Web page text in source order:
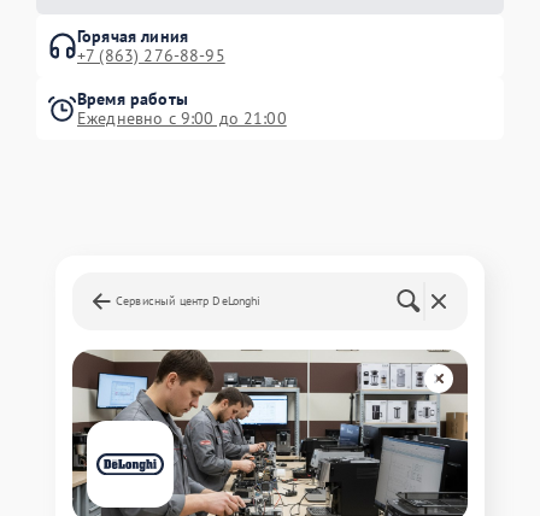
Горячая линия
+7 (863) 276-88-95
Время работы
Ежедневно с 9:00 до 21:00
Сервисный центр DeLonghi